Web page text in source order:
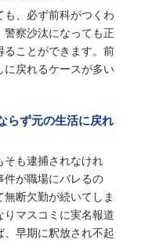
も、必ず前科がつくわ
警察沙汰になっても正
ることができます。前
に戻れるケースが多い
らず元の生活に戻れ
そも逮捕されなけれ
件が職場にバレるの
断欠勤が続いてしま
りマスコミに実名報道
、早期に釈放され不起